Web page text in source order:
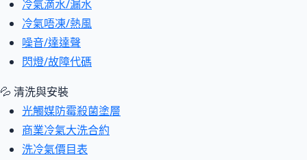
冷氣滴水/漏水
冷氣唔凍/熱風
噪音/達達聲
閃燈/故障代碼
💦 清洗與安裝
光觸媒防霉殺菌塗層
商業冷氣大洗合約
洗冷氣價目表